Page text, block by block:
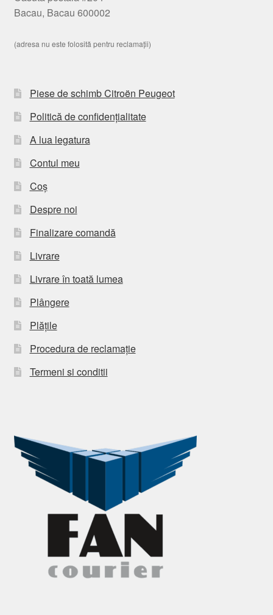
Bacau, Bacau 600002
(adresa nu este folosită pentru reclamații)
Piese de schimb Citroën Peugeot
Politică de confidențialitate
A lua legatura
Contul meu
Coș
Despre noi
Finalizare comandă
Livrare
Livrare în toată lumea
Plângere
Plățile
Procedura de reclamație
Termeni si conditii